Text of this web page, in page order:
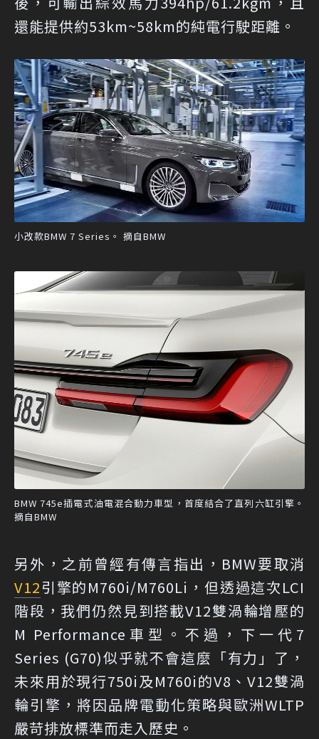
還能提供約53km~58km的純電行駛距離。
小改款BMW 7 Series。 摘自BMW
BMW 745e插電式油電混合動力車型，首度結合了直列六缸引擎。
摘自BMW
另外，之前曾經有傳言指出，BMW要取消
V12引擎的M760i/M760Li，但透過這次LCI
階段，我們仍然見到搭載V12雙渦輪增壓的
M Performance車型。不過，下一代7
Series (G70)似乎就不會這麼「有力」了，
未來用於現行750i及M760i的V8、V12雙渦
輪引擎，將因品牌電動化策略與歐洲WLTP
嚴苛排放標準而走入歷史。